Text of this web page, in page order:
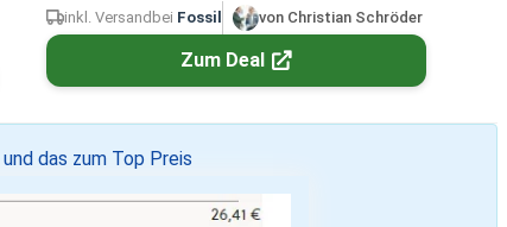
inkl. Versand bei Fossil von Christian Schröder
Zum Deal
das zum Top Preis